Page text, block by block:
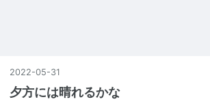
2022-05-31
夕方には晴れるかな